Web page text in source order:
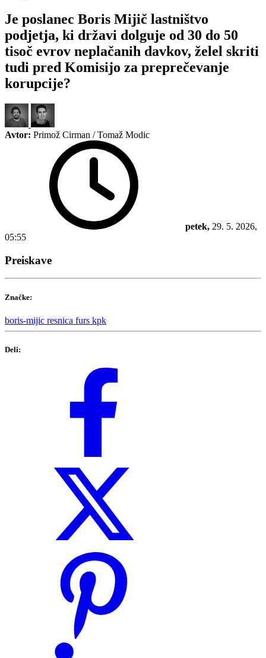
Je poslanec Boris Mijič lastništvo
podjetja, ki državi dolguje od 30 do 50
tisoč evrov neplačanih davkov, želel skriti
tudi pred Komisijo za preprečevanje
korupcije?
Avtor: Primož Cirman / Tomaž Modic
petek, 29. 5. 2026,
05:55
Preiskave
Značke:
boris-mijic resnica furs kpk
Deli: